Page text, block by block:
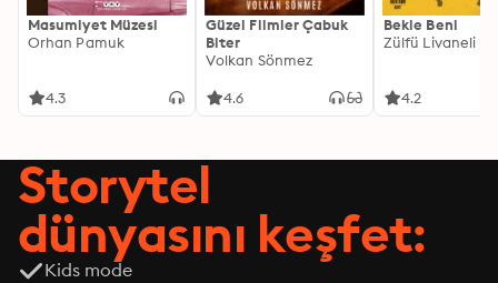
Masumiyet Müzesi
Orhan Pamuk
4.3
Güzel Filmler Çabuk
Biter
Volkan Sönmez
4.6
Bekle Beni
Zülfü Livaneli
4.2
Storytel
dünyasını keşfet:
Kids mode